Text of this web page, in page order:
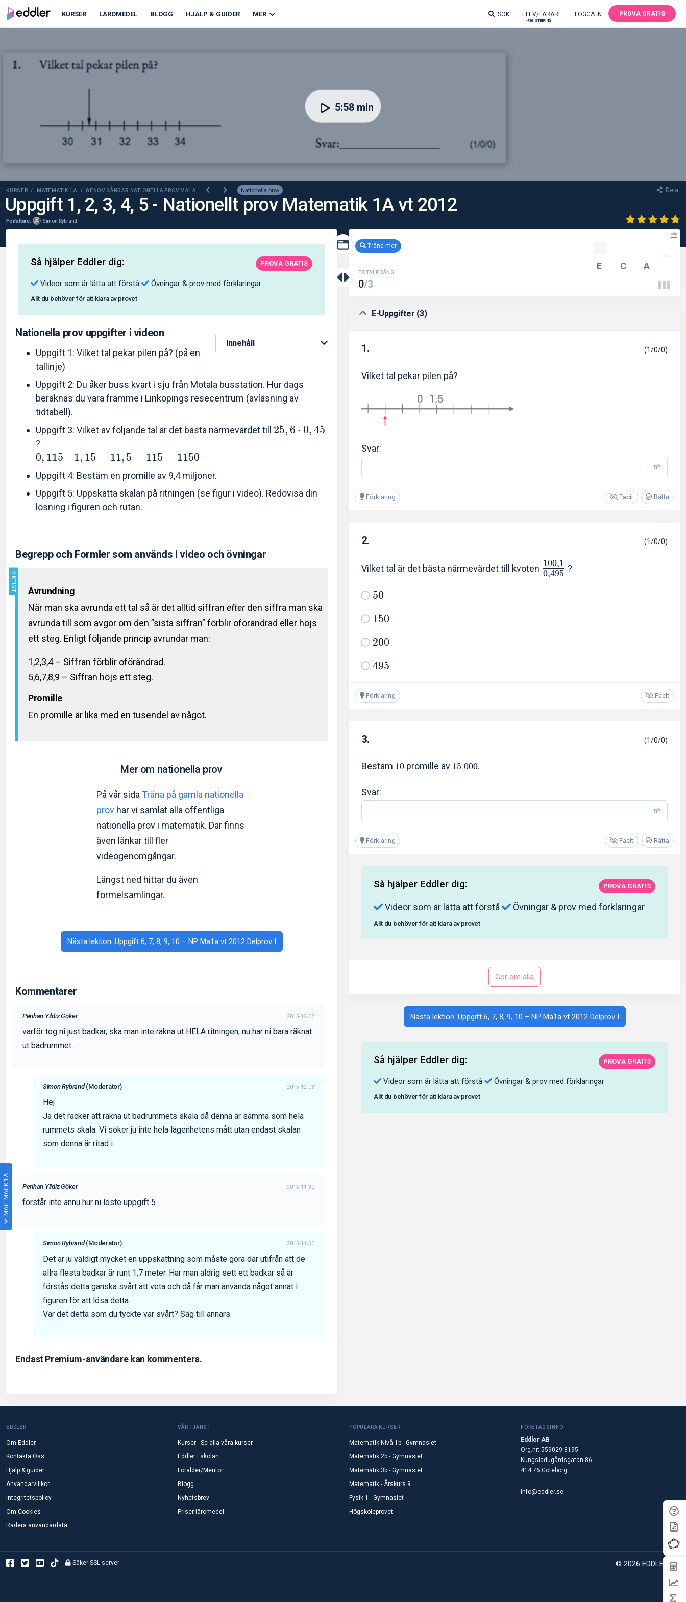
MATEMATIK 1A
KURSER LÄROMEDEL BLOGG HJÄLP & GUIDER MER SÖK ELEV/LÄRARE
-REGISTRERING
LOGGA IN PROVA GRATIS
00:00 00:00
Dela
KURSER / MATEMATIK 1A / GENOMGÅNGAR NATIONELLA PROV MA1A Nationella prov
Uppgift 1, 2, 3, 4, 5 - Nationellt prov Matematik 1A vt 2012
Författare: Simon Rybrand
5:58 min
PROVA GRATIS
Så hjälper Eddler dig:
Videor som är lätta att förstå Övningar & prov med förklaringar
Allt du behöver för att klara av provet
Innehåll
Nationella prov uppgifter i videon
Uppgift 1: Vilket tal pekar pilen på? (på en
tallinje)
Uppgift 2: Du åker buss kvart i sju från Motala busstation. Hur dags
beräknas du vara framme i Linköpings resecentrum (avläsning av
tidtabell).
Uppgift 3: Vilket av följande tal är det bästa närmevärdet till 25, 6 ⋅ 0,45
?
0, 115 1, 15 11,5 115 1150
Uppgift 4: Bestäm en promille av 9,4 miljoner.
Uppgift 5: Uppskatta skalan på ritningen (se figur i video). Redovisa din
lösning i figuren och rutan.
Begrepp och Formler som används i video och övningar
Avrundning
När man ska avrunda ett tal så är det alltid siffran efterden siffra man ska
avrunda till som avgör om den ”sista siffran” förblir oförändrad eller höjs
ett steg. Enligt följande princip avrundar man:
1,2,3,4 – Siffran förblir oförändrad.
5,6,7,8,9 – Siffran höjs ett steg.
Promille
En promille är lika med en tusendel av något.
Mer om nationella prov
På vår sida Träna på gamla nationella
prov har vi samlat alla offentliga
nationella prov i matematik. Där finns
även länkar till fler
videogenomgångar.
Längst ned hittar du även
formelsamlingar.
Nästa lektion: Uppgift 6, 7, 8, 9, 10 – NP Ma1a vt 2012 Delprov I
Kommentarer
Perihan Yildiz Göker 2015-12-02
varför tog ni just badkar, ska man inte räkna ut HELA ritningen, nu har ni bara räknat
ut badrummet…
Simon Rybrand(Moderator) 2015-12-03
Hej
Ja det räcker att räkna ut badrummets skala då denna är samma som hela
rummets skala. Vi söker ju inte hela lägenhetens mått utan endast skalan
som denna är ritad i.
Perihan Yildiz Göker 2015-11-30
förstår inte ännu hur ni löste uppgift 5
Simon Rybrand(Moderator) 2015-11-30
Det är ju väldigt mycket en uppskattning som måste göra där utifrån att de
allra flesta badkar är runt 1,7 meter. Har man aldrig sett ett badkar så är
förstås detta ganska svårt att veta och då får man använda något annat i
figuren för att lösa detta.
Var det detta som du tyckte var svårt? Säg till annars.
Endast Premium-användare kan kommentera.
Träna mer
E C A
TOTALPOÄNG
0/3
E-Uppgifter (3)
1. (1/0/0)
Vilket tal pekar pilen på?
Svar:
π²
Förklaring Rätta
Facit
2. (1/0/0)
Vilket tal är det bästa närmevärdet till kvoten 0,495
100,1
?
50
150
200
495
Förklaring Facit
3. (1/0/0)
Bestäm 10 promille av 15 000.
Svar:
π²
Förklaring Rätta
Facit
PROVA GRATIS
Så hjälper Eddler dig:
Videor som är lätta att förstå Övningar & prov med förklaringar
Allt du behöver för att klara av provet
Gör om alla
Nästa lektion: Uppgift 6, 7, 8, 9, 10 – NP Ma1a vt 2012 Delprov I
PROVA GRATIS
Så hjälper Eddler dig:
Videor som är lätta att förstå Övningar & prov med förklaringar
Allt du behöver för att klara av provet
EDDLER
Om Eddler
Kontakta Oss
Hjälp & guider
Användarvillkor
Integritetspolicy
Om Cookies
Radera användardata
VÅR TJÄNST
Kurser - Se alla våra kurser
Eddler i skolan
Förälder/Mentor
Blogg
Nyhetsbrev
Priser läromedel
POPULÄRA KURSER
Matematik Nivå 1b - Gymnasiet
Matematik 2b - Gymnasiet
Matematik 3b - Gymnasiet
Matematik - Årskurs 9
Fysik 1 - Gymnasiet
Högskoleprovet
FÖRETAGSINFO
Eddler AB
Org.nr: 559029-8195
Kungsladugårdsgatan 86
414 76 Göteborg
info@eddler.se
© 2026 EDDLER AB
Säker SSL-server